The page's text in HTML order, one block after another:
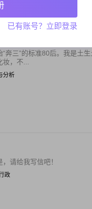
奔三”的标准80后。我是土
，不...
分析
请给我写信吧！
政
已有账号？立即登录